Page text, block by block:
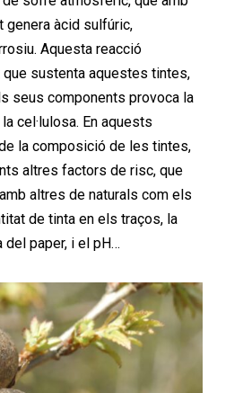
genera àcid sulfúric,
Aquesta reacció
sustenta aquestes tintes,
seus components provoca la
cel·lulosa. En aquests
la composició de les tintes,
altres factors de risc, que
altres de naturals com els
de tinta en els traços, la
del paper, i el pH…